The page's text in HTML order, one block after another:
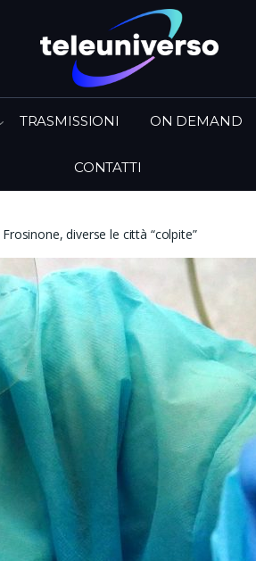
TRASMISSIONI ON DEMAND
CONTATTI
diverse le città “colpite”